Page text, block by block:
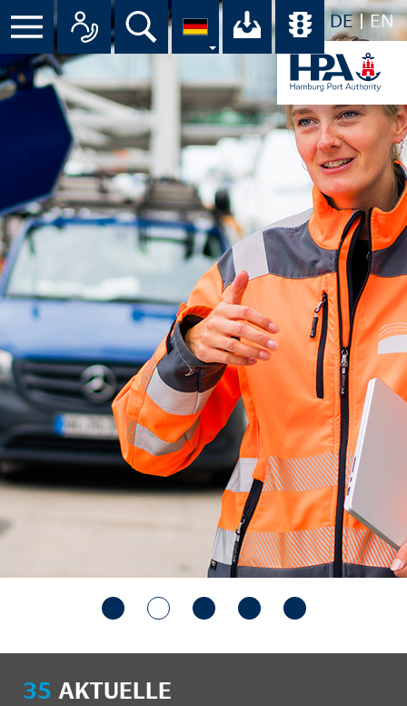
DE EN
Suche Ihr Download-
35 AKTUELLE